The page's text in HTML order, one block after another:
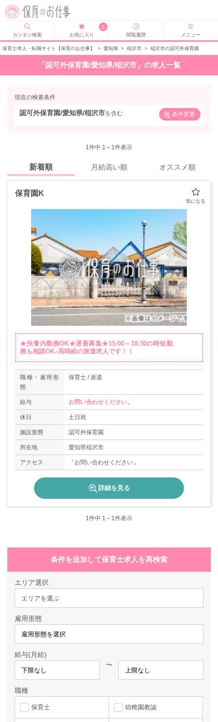
カンタン検索
0
お気に入り
閲覧履歴 メニュー
保育士求人・転職サイト【保育のお仕事】 > 愛知県 > 稲沢市 > 稲沢市の認可外保育園
「認可外保育園/愛知県/稲沢市」の求人一覧
現在の検索条件
認可外保育園/愛知県/稲沢市を含む 条件変更
1件中 1～1件表示
新着順 月給高い順 オススメ順
保育園K
★扶養内勤務OK★遅番募集★15:00～18:30の時短勤
務も相談OK♪高時給の派遣求人です！！
職種・雇用形
態
保育士 / 派遣
給与 お問い合わせください。
休日 土日祝
施設形態 認可外保育園
所在地 愛知県稲沢市
アクセス 「お問い合わせください」
詳細を見る
1件中 1～1件表示
条件を追加して保育士求人を再検索
エリア選択
エリアを選ぶ
雇用形態
給与(月給)
〜
職種
保育士 幼稚園教諭